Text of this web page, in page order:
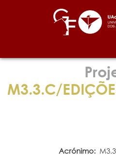
Fundação
Media
M3.3.C/
Acrónimo: